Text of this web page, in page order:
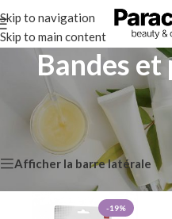
Skip to navigation
Skip to main content
Bandes et
Santé et Bien-être/
Bandes et pansements
Affichage de 1–12 sur 125
Afficher la barre latérale
-19%